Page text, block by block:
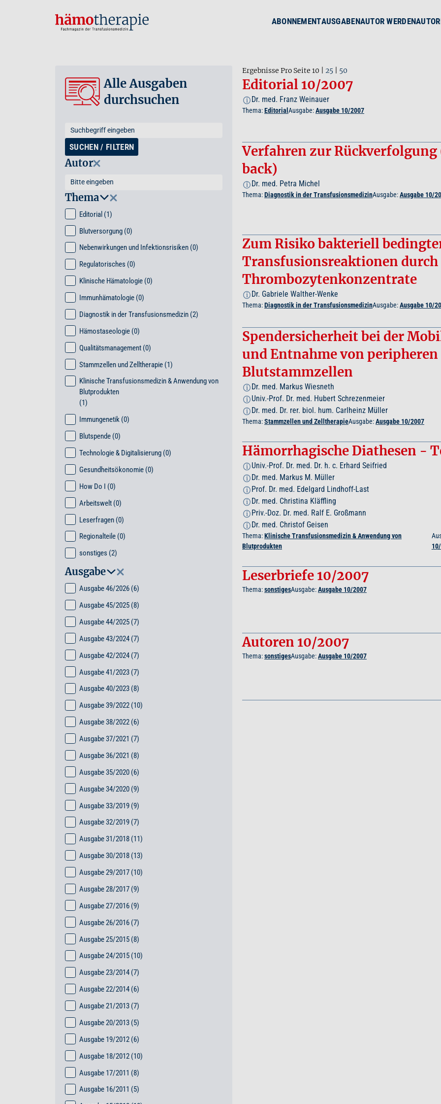
ABONNEMENTAUSGABENAUTOR WERDEN
Alle Ausgaben
durchsuchen
SUCHEN / FILTERN
Autor
Thema
Editorial (1)
Blutversorgung (0)
Nebenwirkungen und Infektionsrisiken (0)
Regulatorisches (0)
Klinische Hämatologie (0)
Immunhämatologie (0)
Diagnostik in der Transfusionsmedizin (2)
Hämostaseologie (0)
Qualitätsmanagement (0)
Stammzellen und Zelltherapie (1)
Klinische Transfusionsmedizin & Anwendung von
Blutprodukten
(1)
Immungenetik (0)
Blutspende (0)
Technologie & Digitalisierung (0)
Gesundheitsökonomie (0)
How Do I (0)
Arbeitswelt (0)
Leserfragen (0)
Regionalteile (0)
sonstiges (2)
Ausgabe
Ausgabe 46/2026 (6)
Ausgabe 45/2025 (8)
Ausgabe 44/2025 (7)
Ausgabe 43/2024 (7)
Ausgabe 42/2024 (7)
Ausgabe 41/2023 (7)
Ausgabe 40/2023 (8)
Ausgabe 39/2022 (10)
Ausgabe 38/2022 (6)
Ausgabe 37/2021 (7)
Ausgabe 36/2021 (8)
Ausgabe 35/2020 (6)
Ausgabe 34/2020 (9)
Ausgabe 33/2019 (9)
Ausgabe 32/2019 (7)
Ausgabe 31/2018 (11)
Ausgabe 30/2018 (13)
Ausgabe 29/2017 (10)
Ausgabe 28/2017 (9)
Ausgabe 27/2016 (9)
Ausgabe 26/2016 (7)
Ausgabe 25/2015 (8)
Ausgabe 24/2015 (10)
Ausgabe 23/2014 (7)
Ausgabe 22/2014 (6)
Ausgabe 21/2013 (7)
Ausgabe 20/2013 (5)
Ausgabe 19/2012 (6)
Ausgabe 18/2012 (10)
Ausgabe 17/2011 (8)
Ausgabe 16/2011 (5)
Ergebnisse Pro Seite 10 25 50
Editorial 10/2007
i Dr. med. Franz Weinauer
Thema:Editorial Ausgabe:Ausgabe 10/2007
Verfahren zur Rückverfolgung
back)
i Dr. med. Petra Michel
Thema:Diagnostik in der TransfusionsmedizinAusgabe:Ausgabe 10/
Zum Risiko bakteriell
Transfusionsreaktionen durch
Thrombozytenkonzentrate
i Dr. Gabriele Walther-Wenke
Thema:Diagnostik in der TransfusionsmedizinAusgabe:Ausgabe 10/
Spendersicherheit bei der
und Entnahme von peripheren
Blutstammzellen
i Dr. med. Markus Wiesneth
i Univ.-Prof. Dr. med. Hubert Schrezenmeier
i Dr. med. Dr. rer. biol. hum. Carlheinz Müller
Thema:Stammzellen und ZelltherapieAusgabe:Ausgabe 10/2007
Hämorrhagische Diathesen -
i Univ.-Prof. Dr. med. Dr. h. c. Erhard Seifried
i Dr. med. Markus M. Müller
i Prof. Dr. med. Edelgard Lindhoff-Last
i Dr. med. Christina Kläffling
i Priv.-Doz. Dr. med. Ralf E. Großmann
i Dr. med. Christof Geisen
Thema:Klinische Transfusionsmedizin & Anwendung von
Blutprodukten
Leserbriefe 10/2007
Thema:sonstigesAusgabe:Ausgabe 10/2007
Autoren 10/2007
Thema:sonstigesAusgabe:Ausgabe 10/2007